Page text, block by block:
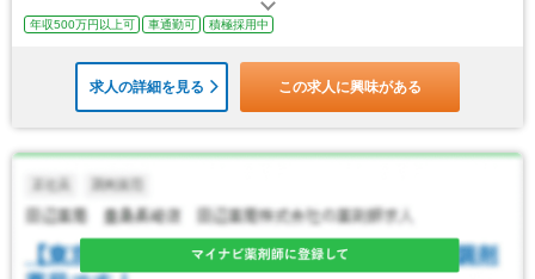
年収500万円以上可 車通勤可 積極採用中
求人の詳細を見る この求人に興味がある